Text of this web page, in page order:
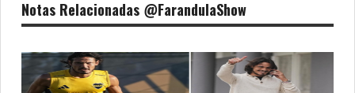
Notas Relacionadas @FarandulaShow